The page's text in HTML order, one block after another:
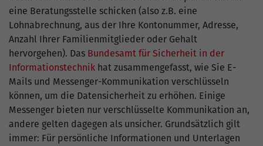
eine Beratungsstelle schicken (also z.B. eine
Lohnabrechnung, aus der Ihre Kontonummer, Adresse,
Anzahl Ihrer Familienmitglieder oder Gehalt
hervorgehen). Das Bundesamt für Sicherheit in der
Informationstechnik hat zusammengefasst, wie Sie E-
Mails und Messenger-Kommunikation verschlüsseln
können, um die Datensicherheit zu erhöhen. Einige
Messenger bieten nur verschlüsselte Kommunikation an,
andere gelten dagegen als unsicher. Grundsätzlich gilt
immer: Für persönliche Informationen und Unterlagen